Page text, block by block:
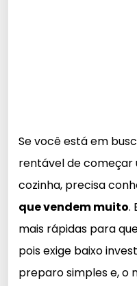
Se você está em
rentável de começar
cozinha, precisa
que vendem muito.
mais rápidas para
pois exige baixo
preparo simples e, o